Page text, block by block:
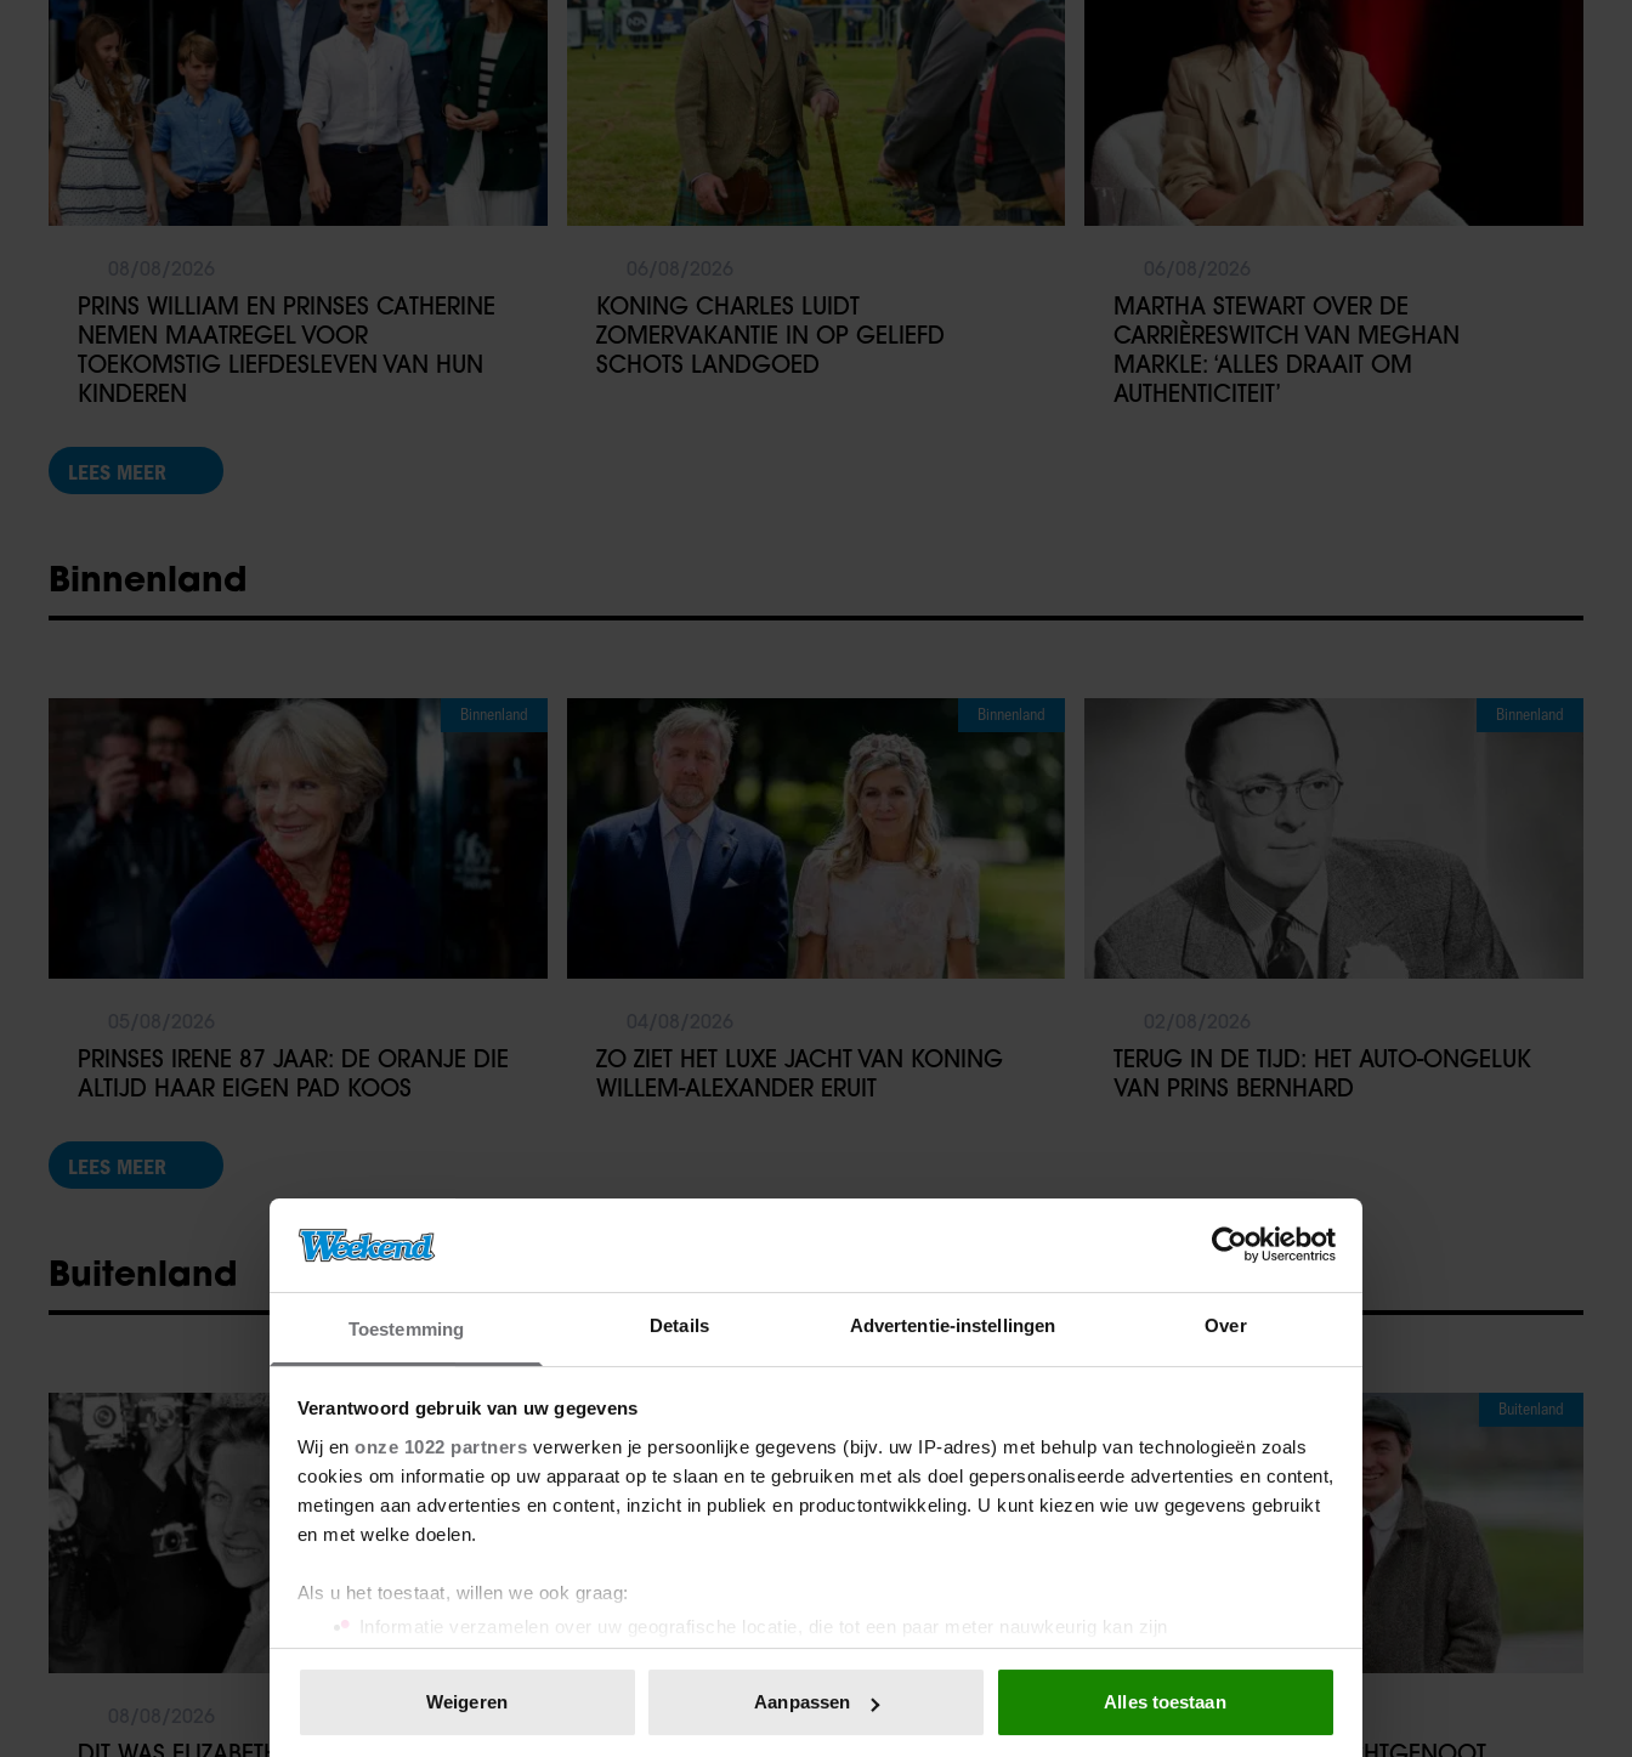
Toestemming Details Advertentie-instellingen Over
Verantwoord gebruik van uw gegevens
Wij en onze 1022 partners verwerken je persoonlijke gegevens (bijv. uw IP-adres) met behulp van technologieën zoals
cookies om informatie op uw apparaat op te slaan en te gebruiken met als doel gepersonaliseerde advertenties en content,
metingen aan advertenties en content, inzicht in publiek en productontwikkeling. U kunt kiezen wie uw gegevens gebruikt
en met welke doelen.
Als u het toestaat, willen we ook graag:
Informatie verzamelen over uw geografische locatie, die tot een paar meter nauwkeurig kan zijn
Uw apparaat identificeren door het actief te scannen op specifieke eigenschappen (fingerprinting)
toestemming op elk moment wijzigen of intrekken in de Cookieverklaring.
Weigeren Aanpassen Alles toestaan
PRINS WILLIAM EN PRINSES CATHERINE
NEMEN MAATREGEL VOOR
TOEKOMSTIG LIEFDESLEVEN VAN HUN
KINDEREN
KONING CHARLES LUIDT
ZOMERVAKANTIE IN OP GELIEFD
SCHOTS LANDGOED
MARTHA STEWART OVER DE
CARRIÈRESWITCH VAN MEGHAN
MARKLE: ‘ALLES DRAAIT OM
AUTHENTICITEIT’
LEES MEER
Binnenland
Binnenland
PRINSES IRENE 87 JAAR: DE ORANJE DIE
ALTIJD HAAR EIGEN PAD KOOS
Binnenland
ZO ZIET HET LUXE JACHT VAN KONING
WILLEM-ALEXANDER ERUIT
Binnenland
TERUG IN DE TIJD: HET AUTO-ONGELUK
VAN PRINS BERNHARD
LEES MEER
Buitenland
Buitenland Buitenland
07/08/2026